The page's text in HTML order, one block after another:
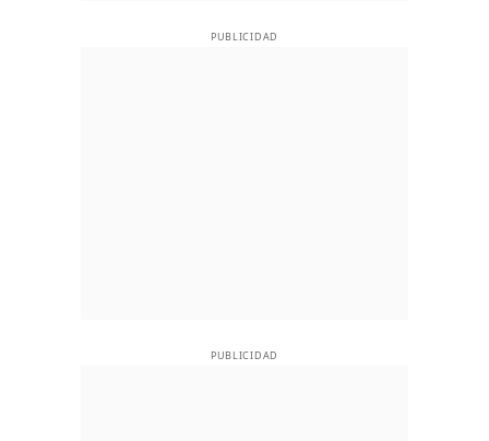
PUBLICIDAD
PUBLICIDAD